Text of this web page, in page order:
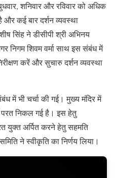
शनिवार और रविवार को अधिक
कई बार दर्शन व्यवस्था
सिंह ने डीसीपी श्री अभिनय
निगम शिवम वर्मा साथ इस संबंध में
करें और सुचारु दर्शन व्यवस्था
भी चर्चा की गई। मुख्य मंदिर में
परत निकल गई है। इस हेतु
युक्त अर्पित करने हेतु सहमति
ने स्वीकृति का निर्णय लिया।